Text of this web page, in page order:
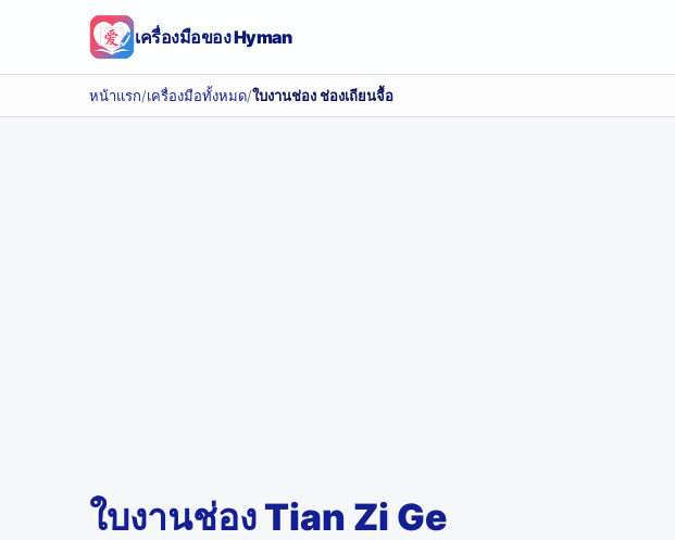
เครื่องมือของ Hyman
หน้าแรก/เครื่องมือทั้งหมด/ใบงานช่อง ช่องเถียนจื้อ
ใบงานช่อง Tian Zi Ge